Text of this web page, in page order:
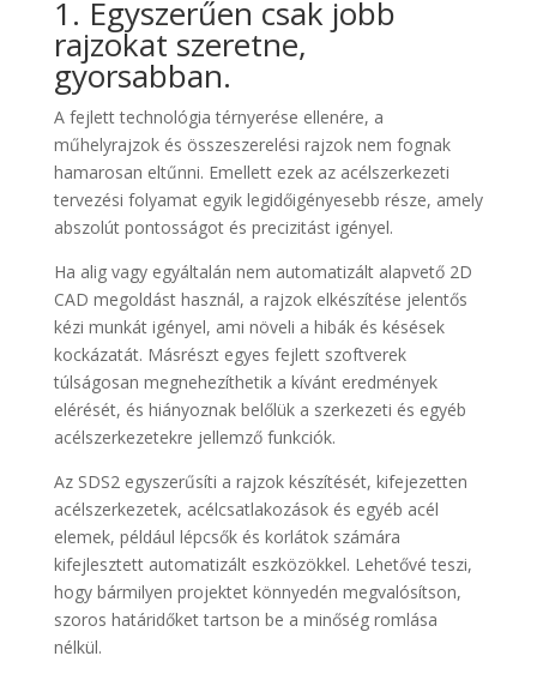
1. Egyszerűen csak jobb
rajzokat szeretne,
gyorsabban.
A fejlett technológia térnyerése ellenére, a
műhelyrajzok és összeszerelési rajzok nem fognak
hamarosan eltűnni. Emellett ezek az acélszerkezeti
tervezési folyamat egyik legidőigényesebb része, amely
abszolút pontosságot és precizitást igényel.
Ha alig vagy egyáltalán nem automatizált alapvető 2D
CAD megoldást használ, a rajzok elkészítése jelentős
kézi munkát igényel, ami növeli a hibák és késések
kockázatát. Másrészt egyes fejlett szoftverek
túlságosan megnehezíthetik a kívánt eredmények
elérését, és hiányoznak belőlük a szerkezeti és egyéb
acélszerkezetekre jellemző funkciók.
Az SDS2 egyszerűsíti a rajzok készítését, kifejezetten
acélszerkezetek, acélcsatlakozások és egyéb acél
elemek, például lépcsők és korlátok számára
kifejlesztett automatizált eszközökkel. Lehetővé teszi,
hogy bármilyen projektet könnyedén megvalósítson,
szoros határidőket tartson be a minőség romlása
nélkül.